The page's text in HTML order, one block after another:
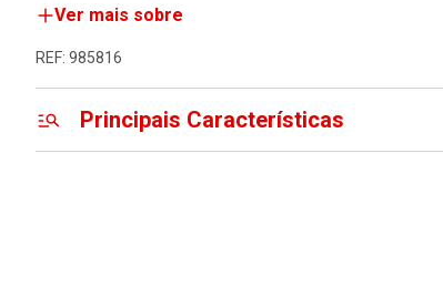
Ver mais sobre
REF: 985816
Principais Características